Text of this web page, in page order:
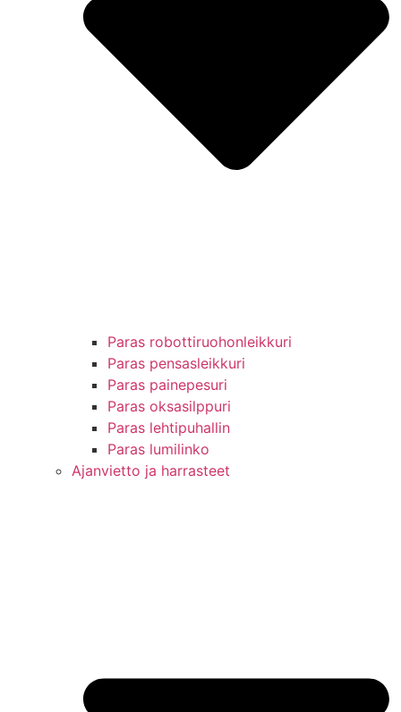
Paras robottiruohonleikkuri
Paras pensasleikkuri
Paras painepesuri
Paras oksasilppuri
Paras lehtipuhallin
Paras lumilinko
Ajanvietto ja harrasteet